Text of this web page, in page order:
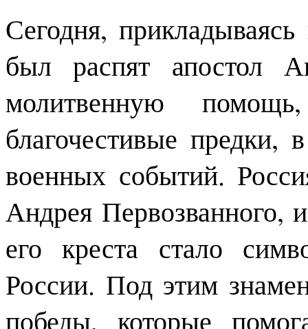
Сегодня,
был распят апостол
молитвенную
благочестивые предки,
военных событий.
Андрея Первозванного,
его креста стало
России. Под этим
победы, которые